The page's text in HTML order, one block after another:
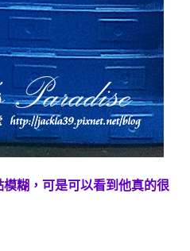
糊，可是可以看到他真的很